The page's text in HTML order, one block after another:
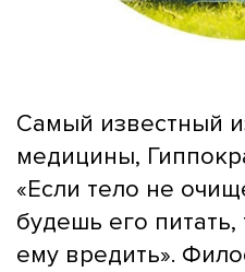
Самый известный
медицины,
«Если тело не
будешь его
ему вредить».